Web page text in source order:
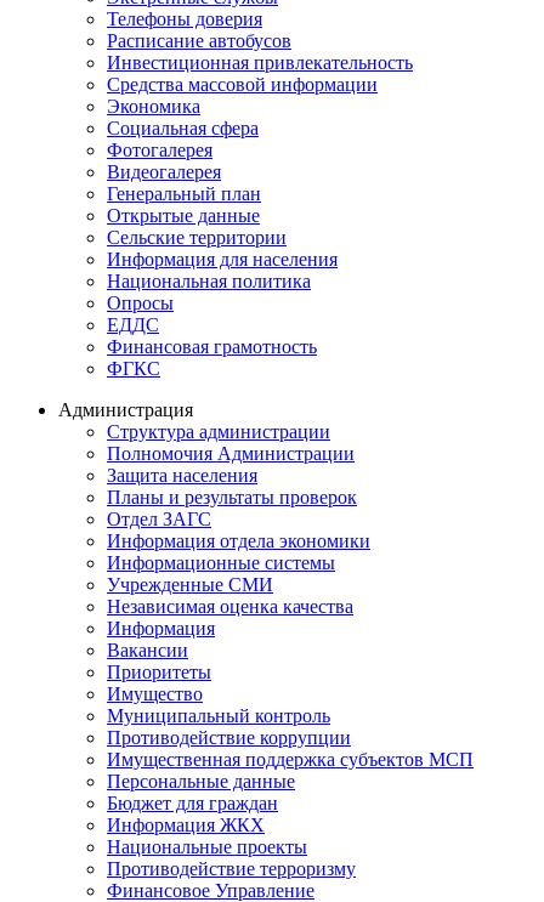
Телефоны доверия
Расписание автобусов
Инвестиционная привлекательность
Средства массовой информации
Экономика
Социальная сфера
Фотогалерея
Видеогалерея
Генеральный план
Открытые данные
Сельские территории
Информация для населения
Национальная политика
Опросы
ЕДДС
Финансовая грамотность
ФГКС
Администрация
Структура администрации
Полномочия Администрации
Защита населения
Планы и результаты проверок
Отдел ЗАГС
Информация отдела экономики
Информационные системы
Учрежденные СМИ
Независимая оценка качества
Информация
Вакансии
Приоритеты
Имущество
Муниципальный контроль
Противодействие коррупции
Имущественная поддержка субъектов МСП
Персональные данные
Бюджет для граждан
Информация ЖКХ
Национальные проекты
Противодействие терроризму
Финансовое Управление